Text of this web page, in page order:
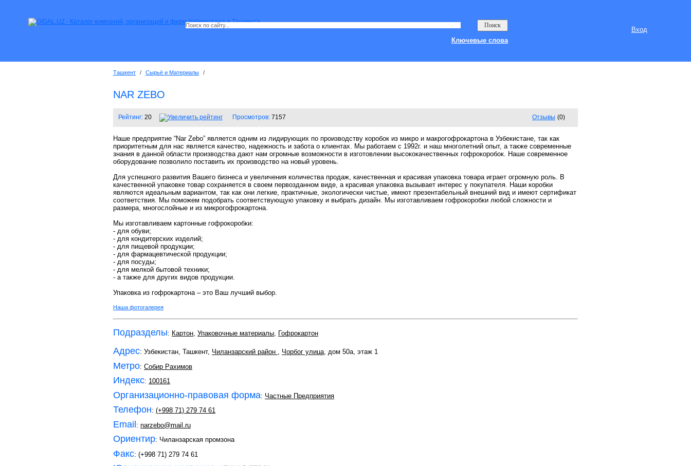
Вход
Ключевые слова
Ташкент / Сырьё и Материалы /
NAR ZEBO
Рейтинг: 20 Просмотров: 7157 Отзывы (0)
Наше предприятие “Nar Zebo” является одним из лидирующих по производству коробок из микро и макрогофрокартона в Узбекистане, так как
приоритетным для нас является качество, надежность и забота о клиентах. Мы работаем с 1992г. и наш многолетний опыт, а также современные
знания в данной области производства дают нам огромные возможности в изготовлении высококачественных гофрокоробок. Наше современное
оборудование позволило поставить их производство на новый уровень.
Для успешного развития Вашего бизнеса и увеличения количества продаж, качественная и красивая упаковка товара играет огромную роль. В
качественной упаковке товар сохраняется в своем первозданном виде, а красивая упаковка вызывает интерес у покупателя. Наши коробки
являются идеальным вариантом, так как они легкие, практичные, экологически чистые, имеют презентабельный внешний вид и имеют сертификат
соответствия. Мы поможем подобрать соответствующую упаковку и выбрать дизайн. Мы изготавливаем гофрокоробки любой сложности и
размера, многослойные и из микрогофрокартона.
Мы изготавливаем картонные гофрокоробки:
- для обуви;
- для кондитерских изделий;
- для пищевой продукции;
- для фармацевтической продукции;
- для посуды;
- для мелкой бытовой техники;
- а также для других видов продукции.
Упаковка из гофрокартона – это Ваш лучший выбор.
Наша фотогалерея
Подразделы: Картон, Упаковочные материалы, Гофрокартон
Адрес: Узбекистан, Ташкент, Чиланзарский район , Чорбог улица, дом 50а, этаж 1
Метро: Собир Рахимов
Индекс: 100161
Организационно-правовая форма: Частные Предприятия
Телефон: (+998 71) 279 74 61
Email: narzebo@mail.ru
Ориентир: Чиланзарская промзона
Факс: (+998 71) 279 74 61